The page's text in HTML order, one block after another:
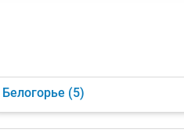
Белогорье (5)